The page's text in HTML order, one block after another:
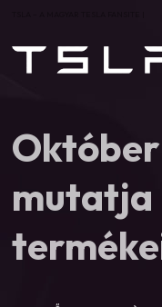
mutatja